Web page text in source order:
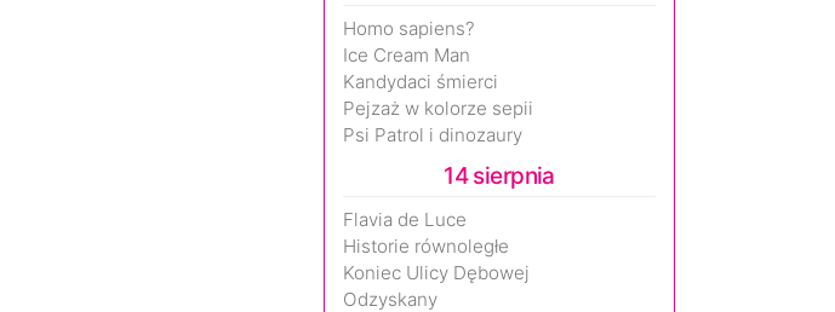
Homo sapiens?
Ice Cream Man
Kandydaci śmierci
Pejzaż w kolorze sepii
Psi Patrol i dinozaury
14 sierpnia
Flavia de Luce
Historie równoległe
Koniec Ulicy Dębowej
Odzyskany